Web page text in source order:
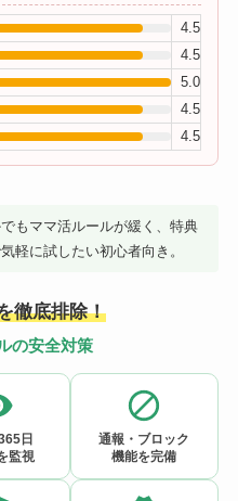
4.5
4.5
5.0
4.5
4.5
もママ活ルールが緩く、特典
軽に試したい初心者向き。
徹底排除！
の安全対策
日
監視
通報・ブロック
機能を完備